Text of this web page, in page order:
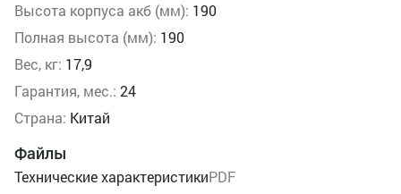
Высота корпуса акб (мм): 190
Полная высота (мм): 190
Вес, кг: 17,9
Гарантия, мес.: 24
Страна: Китай
Файлы
Технические характеристикиPDF